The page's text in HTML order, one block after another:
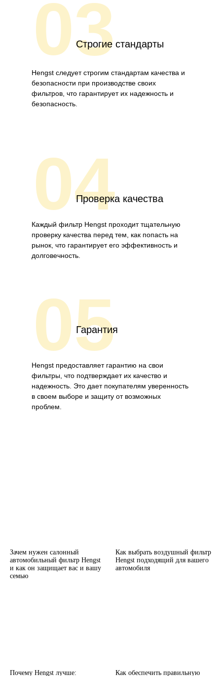
03Строгие стандарты
Hengst следует строгим стандартам качества и
безопасности при производстве своих
фильтров, что гарантирует их надежность и
безопасность.
04Проверка качества
Каждый фильтр Hengst проходит тщательную
проверку качества перед тем, как попасть на
рынок, что гарантирует его эффективность и
долговечность.
05
Гарантия
Hengst предоставляет гарантию на свои
фильтры, что подтверждает их качество и
надежность. Это дает покупателям уверенность
в своем выборе и защиту от возможных
проблем.
Зачем нужен салонный
автомобильный фильтр Hengst
и как он защищает вас и вашу
семью
Как выбрать воздушный фильтр
Hengst подходящий для вашего
автомобиля
Почему Hengst лучше: Как обеспечить правильную